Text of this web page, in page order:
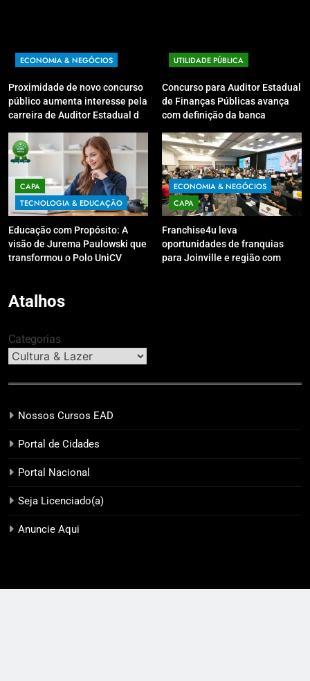
ECONOMIA & NEGÓCIOS
Proximidade de novo concurso
público aumenta interesse pela
carreira de Auditor Estadual de
Youtube irá sanar dúvidas
UTILIDADE PÚBLICA
Concurso para Auditor Estadual
de Finanças Públicas avança
com definição da banca
CAPA
TECNOLOGIA & EDUCAÇÃO
Educação com Propósito: A
visão de Jurema Paulowski que
transformou o Polo UniCV
ECONOMIA & NEGÓCIOS
CAPA
Franchise4u leva
oportunidades de franquias
para Joinville e região com
Atalhos
Categorias
Nossos Cursos EAD
Portal de Cidades
Portal Nacional
Seja Licenciado(a)
Anuncie Aqui